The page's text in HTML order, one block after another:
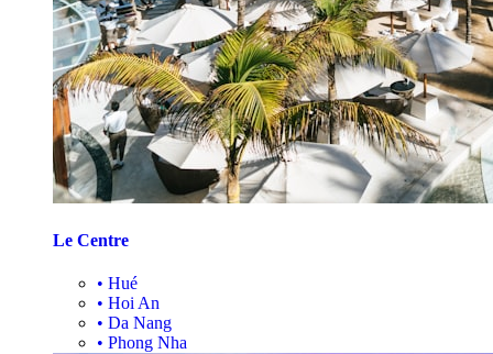
Le Centre
• Hué
• Hoi An
• Da Nang
• Phong Nha